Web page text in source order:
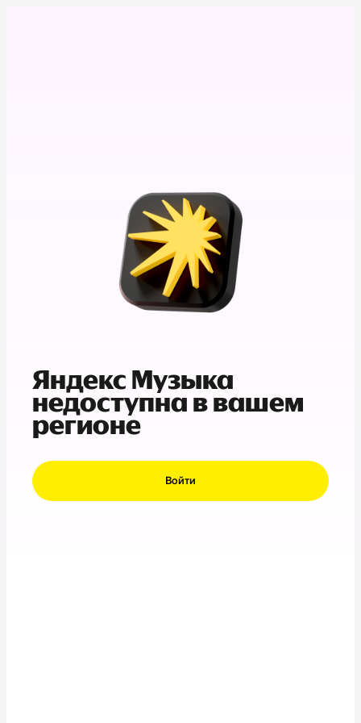
Яндекс Музыка
недоступна в вашем
регионе
Войти